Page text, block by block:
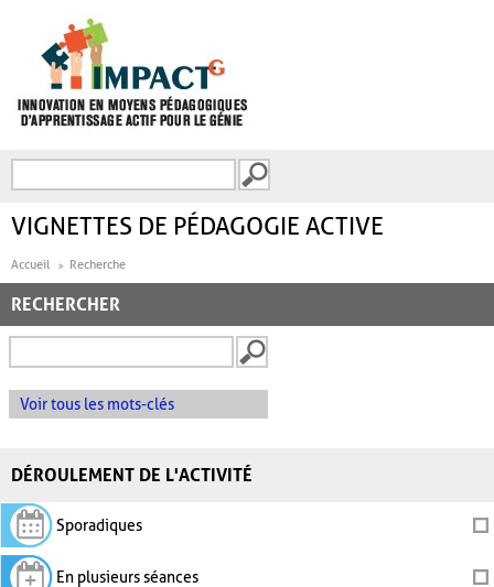
FORMULAIRE DE
VIGNETTES DE PÉDAGOGIE ACTIVE
Accueil Recherche
RECHERCHER
Voir tous les mots-clés
DÉROULEMENT DE L'ACTIVITÉ
Sporadiques
En plusieurs séances